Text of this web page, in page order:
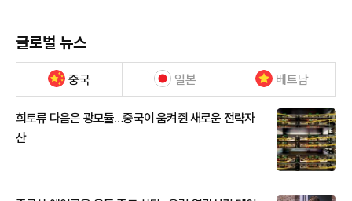
글로벌 뉴스
중국 일본 베트남
희토류 다음은 광모듈…중국이 움켜쥔 새로운 전략자
산